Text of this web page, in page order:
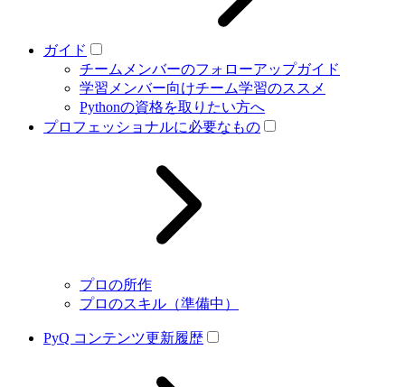
ガイド
チームメンバーのフォローアップガイド
学習メンバー向けチーム学習のススメ
Pythonの資格を取りたい方へ
プロフェッショナルに必要なもの
プロの所作
プロのスキル（準備中）
PyQ コンテンツ更新履歴